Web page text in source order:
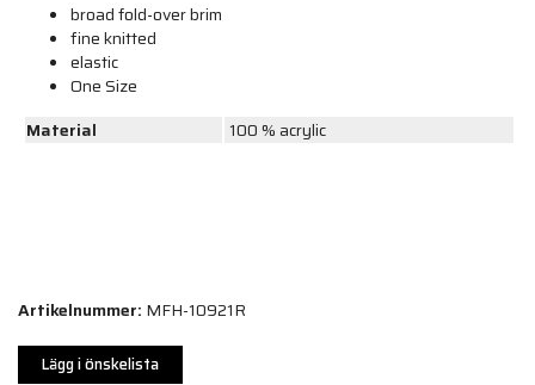
broad fold-over brim
fine knitted
elastic
One Size
Material
100 % acrylic
Artikelnummer: MFH-10921R
Lägg i önskelista